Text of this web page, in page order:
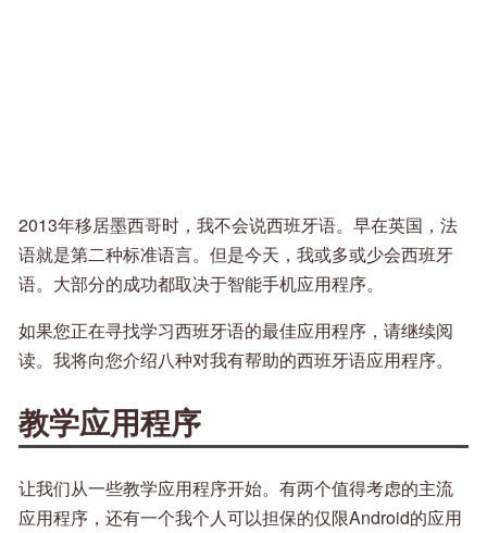
2013年移居墨西哥时，我不会说西班牙语。早在英国，法
语就是第二种标准语言。但是今天，我或多或少会西班牙
语。大部分的成功都取决于智能手机应用程序。
如果您正在寻找学习西班牙语的最佳应用程序，请继续阅
读。我将向您介绍八种对我有帮助的西班牙语应用程序。
教学应用程序
让我们从一些教学应用程序开始。有两个值得考虑的主流
应用程序，还有一个我个人可以担保的仅限Android的应用